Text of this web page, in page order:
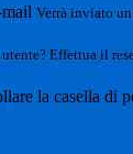
Verrà inviato
Effettua il
la casella di